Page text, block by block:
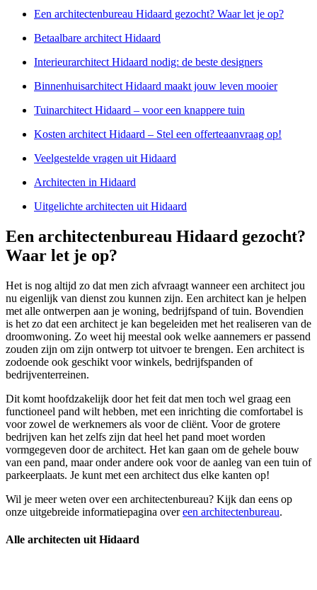
Een architectenbureau Hidaard gezocht? Waar let je op?
Betaalbare architect Hidaard
Interieurarchitect Hidaard nodig: de beste designers
Binnenhuisarchitect Hidaard maakt jouw leven mooier
Tuinarchitect Hidaard – voor een knappere tuin
Kosten architect Hidaard – Stel een offerteaanvraag op!
Veelgestelde vragen uit Hidaard
Architecten in Hidaard
Uitgelichte architecten uit Hidaard
Een architectenbureau Hidaard gezocht?
Waar let je op?
Het is nog altijd zo dat men zich afvraagt wanneer een architect jou
nu eigenlijk van dienst zou kunnen zijn. Een architect kan je helpen
met alle ontwerpen aan je woning, bedrijfspand of tuin. Bovendien
is het zo dat een architect je kan begeleiden met het realiseren van de
droomwoning. Zo weet hij meestal ook welke aannemers er passend
zouden zijn om zijn ontwerp tot uitvoer te brengen. Een architect is
zodoende ook geschikt voor winkels, bedrijfspanden of
bedrijventerreinen.
Dit komt hoofdzakelijk door het feit dat men toch wel graag een
functioneel pand wilt hebben, met een inrichting die comfortabel is
voor zowel de werknemers als voor de cliënt. Voor de grotere
bedrijven kan het zelfs zijn dat heel het pand moet worden
vormgegeven door de architect. Het kan gaan om de gehele bouw
van een pand, maar onder andere ook voor de aanleg van een tuin of
parkeerplaats. Je kunt met een architect dus elke kanten op!
Wil je meer weten over een architectenbureau? Kijk dan eens op
onze uitgebreide informatiepagina overeen architectenbureau.
Alle architecten uit Hidaard